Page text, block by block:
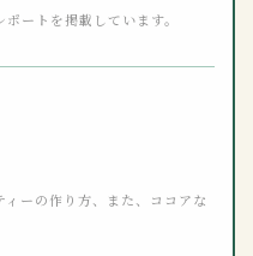
ートを掲載しています。
ーの作り方、また、ココアな